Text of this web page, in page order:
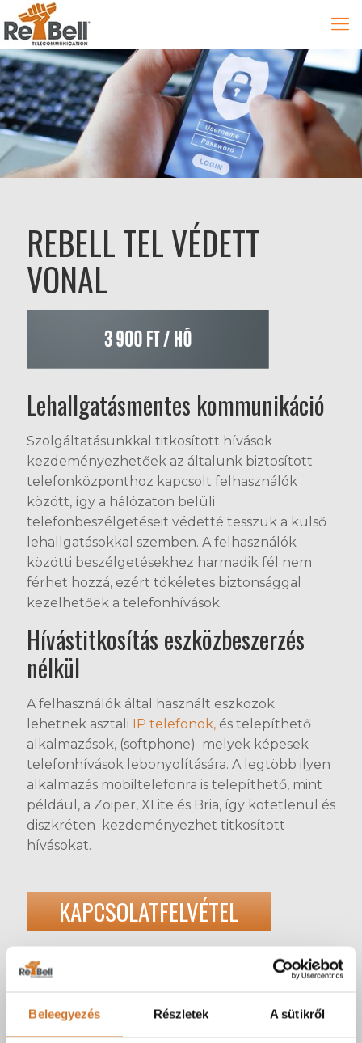
Beleegyezés Részletek A sütikről
REBELL TEL VÉDETT
VONAL
Lehallgatásmentes kommunikáció
Szolgáltatásunkkal titkosított hívások
kezdeményezhetőek az általunk biztosított
telefonközponthoz kapcsolt felhasználók
között, így a hálózaton belüli
telefonbeszélgetéseit védetté tesszük a külső
lehallgatásokkal szemben. A felhasználók
közötti beszélgetésekhez harmadik fél nem
férhet hozzá, ezért tökéletes biztonsággal
kezelhetőek a telefonhívások.
Hívástitkosítás eszközbeszerzés
nélkül
A felhasználók által használt eszközök
lehetnek asztali IP telefonok, és telepíthető
alkalmazások, (softphone) melyek képesek
telefonhívások lebonyolítására. A legtöbb ilyen
alkalmazás mobiltelefonra is telepíthető, mint
például, a Zoiper, XLite és Bria, így kötetlenül és
diszkréten kezdeményezhet titkosított
hívásokat.
KAPCSOLATFELVÉTEL
Globális hozzáférés
A szolgáltatás stabil internetkapcsolat esetén a
világ bármely pontján elérhető.